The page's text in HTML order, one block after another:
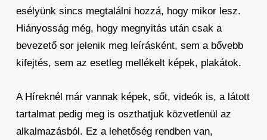
esélyünk sincs megtalálni hozzá, hogy mikor lesz.
Hiányosság még, hogy megnyitás után csak a
bevezető sor jelenik meg leírásként, sem a bővebb
kifejtés, sem az esetleg mellékelt képek, plakátok.
A Híreknél már vannak képek, sőt, videók is, a látott
tartalmat pedig meg is oszthatjuk közvetlenül az
alkalmazásból. Ez a lehetőség rendben van,